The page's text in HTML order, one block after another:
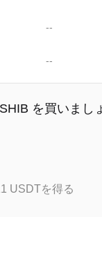
--
--
を買いまし
USDTを得る